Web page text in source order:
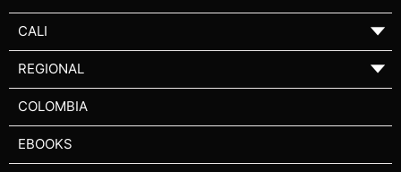
CALI ▼
REGIONAL ▼
COLOMBIA
EBOOKS